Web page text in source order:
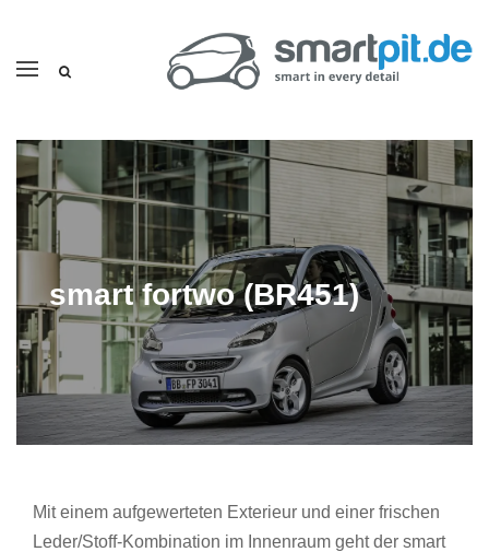
smart fortwo (BR451)
Mit einem aufgewerteten Exterieur und einer frischen
Leder/Stoff-Kombination im Innenraum geht der smart